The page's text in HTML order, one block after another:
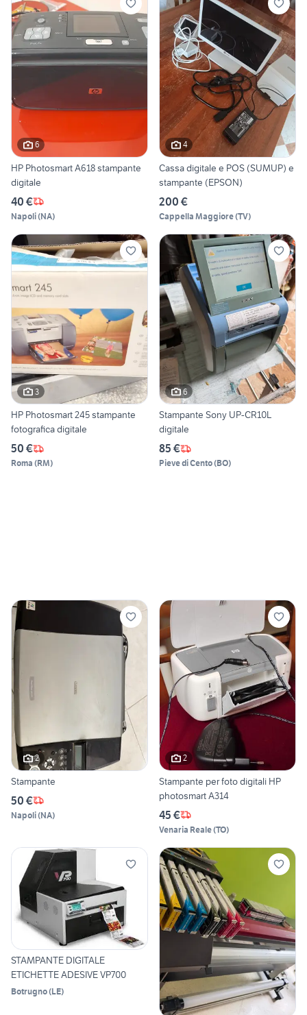
6
HP Photosmart A618 stampante
digitale
40 €
Napoli(NA)
4
Cassa digitale e POS (SUMUP) e
stampante (EPSON)
200 €
Cappella Maggiore(TV)
3
HP Photosmart 245 stampante
fotografica digitale
50 €
Roma (RM)
6
Stampante Sony UP-CR10L
digitale
85 €
Pieve di Cento(BO)
2
Stampante
50 €
Napoli(NA)
2
Stampante per foto digitali HP
photosmart A314
45 €
Venaria Reale(TO)
STAMPANTE DIGITALE
ETICHETTE ADESIVE VP700
Botrugno(LE)